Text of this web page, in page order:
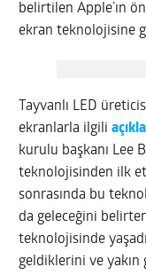
belirtilen Apple’ın
ekran teknolojisine
Tayvanlı LED
ekranlarla ilgili
kurulu başkanı Lee
teknolojisinden ilk
sonrasında bu
da geleceğini
teknolojisinde
geldiklerini ve